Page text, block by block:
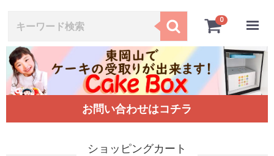
お問い合わせはコチラ
0
ショッピングカート